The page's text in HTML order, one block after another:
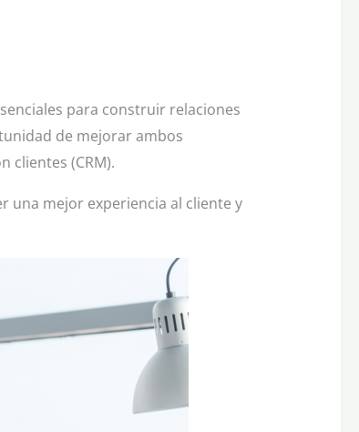
para construir relaciones
de mejorar ambos
clientes (CRM).
una mejor experiencia al cliente y